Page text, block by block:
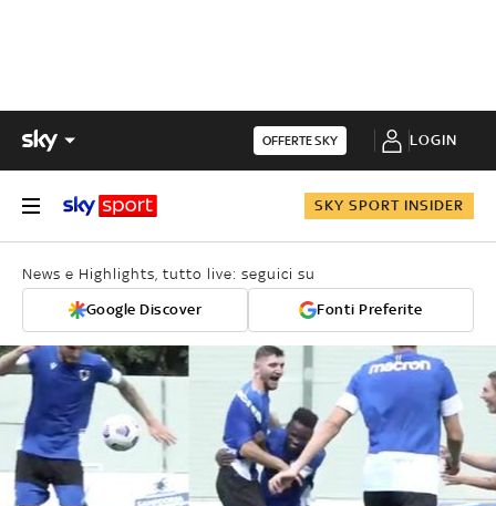
OFFERTE SKY LOGIN
SKY SPORT INSIDER
News e Highlights, tutto live: seguici su
Google Discover Fonti Preferite